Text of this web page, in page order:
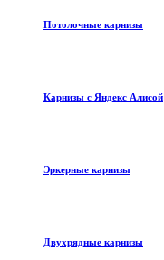
Потолочные карнизы
Карнизы с Яндекс Алисой
Эркерные карнизы
Двухрядные карнизы